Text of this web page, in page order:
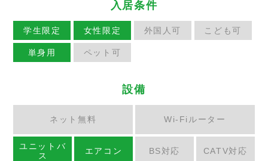
入居条件
学生限定 女性限定 外国人可 こども可
単身用 ペット可
設備
ネット無料 Wi-Fiルーター
ユニットバ
ス
エアコン BS対応 CATV対応